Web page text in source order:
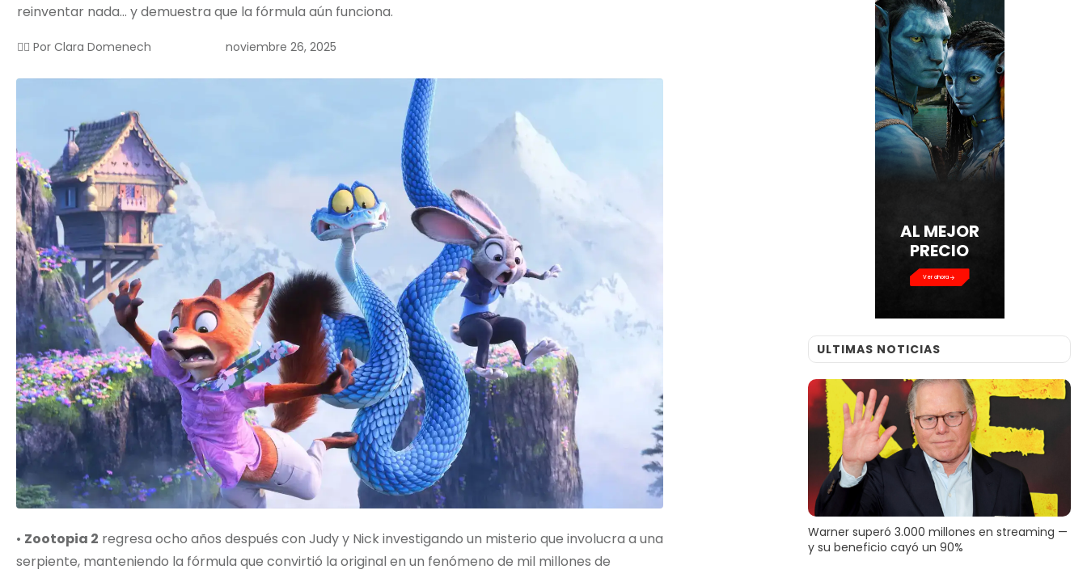
reinventar nada… y demuestra que la fórmula aún funciona.
✍🏻 Por Clara Domenech noviembre 26, 2025
• Zootopia 2 regresa ocho años después con Judy y Nick investigando un misterio que involucra a una
serpiente, manteniendo la fórmula que convirtió la original en un fenómeno de mil millones de
AL MEJOR
PRECIO
Ver ahora
ULTIMAS NOTICIAS
Warner superó 3.000 millones en streaming —
y su beneficio cayó un 90%